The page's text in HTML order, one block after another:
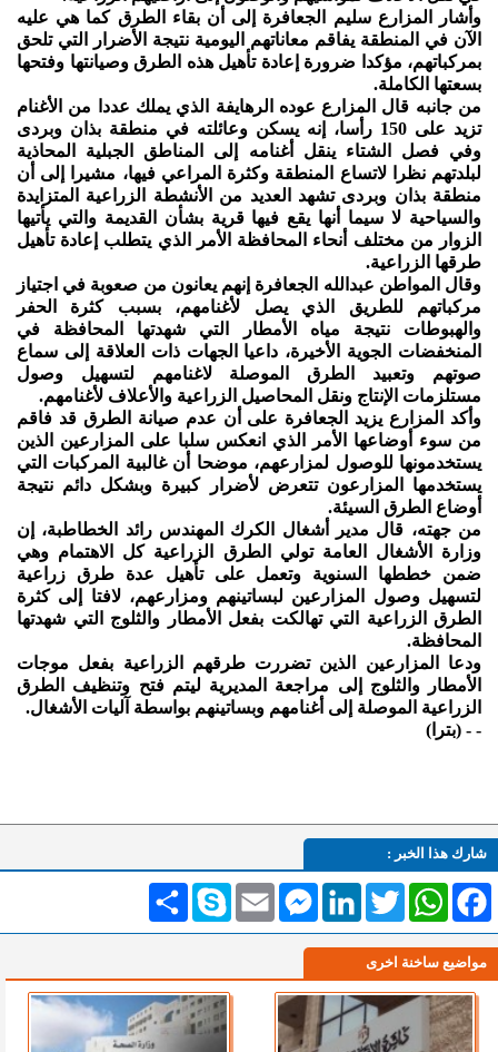
وأشار المزارع سليم الجعافرة إلى أن بقاء الطرق كما هي عليه
الآن في المنطقة يفاقم معاناتهم اليومية نتيجة الأضرار التي تلحق
بمركباتهم، مؤكدا ضرورة إعادة تأهيل هذه الطرق وصيانتها وفتحها
بسعتها الكاملة.
من جانبه قال المزارع عوده الرهايفة الذي يملك عددا من الأغنام
تزيد على 150 رأسا، إنه يسكن وعائلته في منطقة بذان وبردى
وفي فصل الشتاء ينقل أغنامه إلى المناطق الجبلية المحاذية
لبلدتهم نظرا لاتساع المنطقة وكثرة المراعي فيها، مشيرا إلى أن
منطقة بذان وبردى تشهد العديد من الأنشطة الزراعية المتزايدة
والسياحية لا سيما أنها يقع فيها قرية بشأن القديمة والتي يأتيها
الزوار من مختلف أنحاء المحافظة الأمر الذي يتطلب إعادة تأهيل
طرقها الزراعية.
وقال المواطن عبدالله الجعافرة إنهم يعانون من صعوبة في اجتياز
مركباتهم للطريق الذي يصل لأغنامهم، بسبب كثرة الحفر
والهبوطات نتيجة مياه الأمطار التي شهدتها المحافظة في
المنخفضات الجوية الأخيرة، داعيا الجهات ذات العلاقة إلى سماع
صوتهم وتعبيد الطرق الموصلة لاغنامهم لتسهيل وصول
مستلزمات الإنتاج ونقل المحاصيل الزراعية والأعلاف لأغنامهم.
وأكد المزارع يزيد الجعافرة على أن عدم صيانة الطرق قد فاقم
من سوء أوضاعها الأمر الذي انعكس سلبا على المزارعين الذين
يستخدمونها للوصول لمزارعهم، موضحا أن غالبية المركبات التي
يستخدمها المزارعون تتعرض لأضرار كبيرة وبشكل دائم نتيجة
أوضاع الطرق السيئة.
من جهته، قال مدير أشغال الكرك المهندس رائد الخطاطبة، إن
وزارة الأشغال العامة تولي الطرق الزراعية كل الاهتمام وهي
ضمن خططها السنوية وتعمل على تأهيل عدة طرق زراعية
لتسهيل وصول المزارعين لبساتينهم ومزارعهم، لافتا إلى كثرة
الطرق الزراعية التي تهالكت بفعل الأمطار والثلوج التي شهدتها
المحافظة.
ودعا المزارعين الذين تضررت طرقهم الزراعية بفعل موجات
الأمطار والثلوج إلى مراجعة المديرية ليتم فتح وتنظيف الطرق
الزراعية الموصلة إلى أغنامهم وبساتينهم بواسطة آليات الأشغال.
- - (بترا)
شارك هذا الخبر :
انشر Skype Email
MessengerLinkedInTwitterWhatsAppFacebook
مواضيع ساخنة اخرى